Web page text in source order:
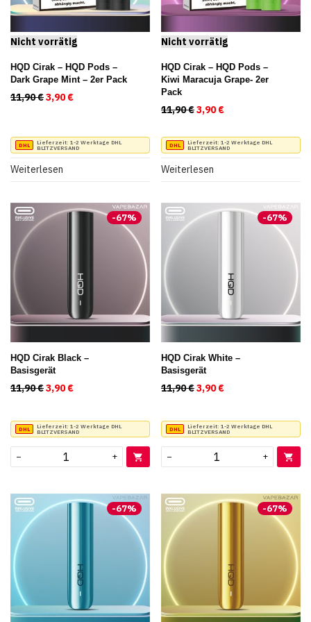
HQD Cirak – HQD Pods –
Dark Grape Mint – 2er Pack
11,90€Ursprünglicher Preis war: 11,90 €
3,90€ Aktueller Preis ist: 3,90 €.
Lieferzeit: 1-2 Werktage DHL
BLITZVERSAND
Weiterlesen
HQD Cirak – HQD Pods –
Kiwi Maracuja Grape- 2er
Pack
11,90€Ursprünglicher Preis
3,90€
Lieferzeit: 1-2 Werktage DHL
BLITZVERSAND
Weiterlesen
-67%
HQD Cirak Black –
Basisgerät
11,90€Ursprünglicher Preis war: 11,90 €
3,90€ Aktueller Preis ist: 3,90 €.
Lieferzeit: 1-2 Werktage DHL
BLITZVERSAND
− +
-67%
HQD Cirak White –
Basisgerät
11,90€Ursprünglicher Preis
3,90€
Lieferzeit: 1-2 Werktage DHL
BLITZVERSAND
− +
-67% -67%